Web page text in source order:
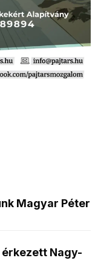
Magyar Péter
Nagy-